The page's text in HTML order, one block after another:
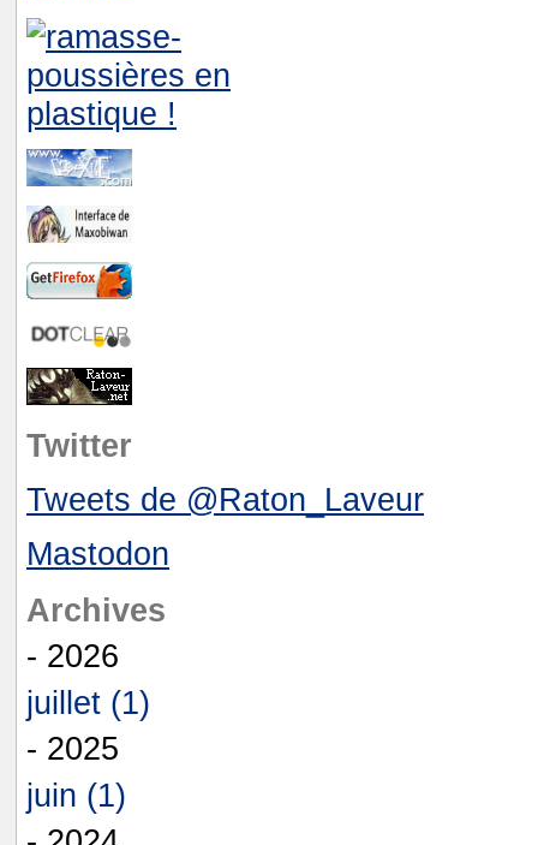
Twitter
Tweets de @Raton_Laveur
Mastodon
Archives
- 2026
juillet (1)
- 2025
juin (1)